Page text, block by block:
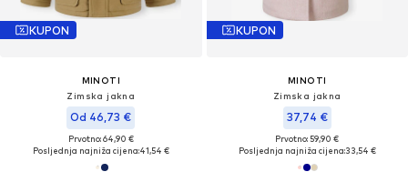
KUPON
MINOTI
Zimska jakna
Od 46,73 €
Prvotno: 64,90 €
Posljednja najniža cijena:41,54 €
KUPON
MINOTI
Zimska jakna
37,74 €
Prvotno: 59,90 €
Posljednja najniža cijena:33,54 €